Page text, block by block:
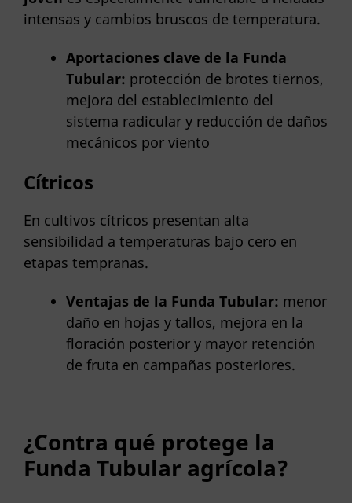
intensas y cambios bruscos de temperatura.
Aportaciones clave de la Funda
Tubular: protección de brotes tiernos,
mejora del establecimiento del
sistema radicular y reducción de daños
mecánicos por viento
Cítricos
En cultivos cítricos presentan alta
sensibilidad a temperaturas bajo cero en
etapas tempranas.
Ventajas de la Funda Tubular: menor
daño en hojas y tallos, mejora en la
floración posterior y mayor retención
de fruta en campañas posteriores.
¿Contra qué protege la
Funda Tubular agrícola?